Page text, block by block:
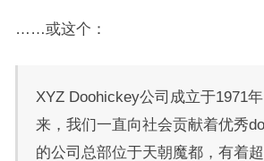
……或这个：
XYZ Doohickey公司成立于1971
来，我们一直向社会贡献着优秀
的公司总部位于天朝魔都，有着